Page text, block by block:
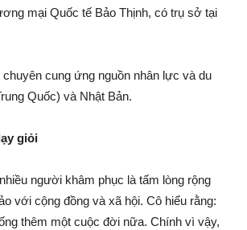
mại Quốc tế Bảo Thịnh, có trụ sở tại
cung ứng nguồn nhân lực và du
Quốc) và Nhật Bản.
giỏi
người khâm phục là tấm lòng rộng
với cộng đồng và xã hội. Cô hiểu rằng:
thêm một cuộc đời nữa. Chính vì vậy,